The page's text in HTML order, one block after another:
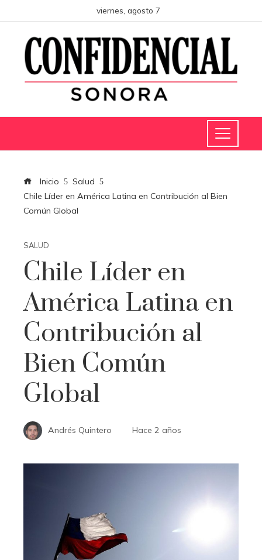
viernes, agosto 7
Inicio
Salud
Chile Líder en América Latina en Contribución al Bien
Común Global
SALUD
Chile Líder en
América Latina en
Contribución al
Bien Común
Global
Andrés Quintero Hace 2 años